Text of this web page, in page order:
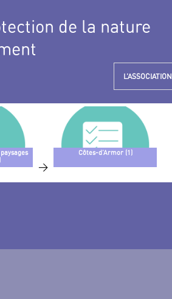
de la nature
L’ASSOCIATION
>
Côtes-d’Armor (1)